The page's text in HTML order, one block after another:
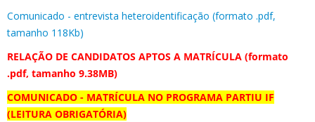
Comunicado - entrevista heteroidentificação (formato .pdf,
tamanho 118Kb)
RELAÇÃO DE CANDIDATOS APTOS A MATRÍCULA (formato
.pdf, tamanho 9.38MB)
COMUNICADO - MATRÍCULA NO PROGRAMA PARTIU IF
(LEITURA OBRIGATÓRIA)